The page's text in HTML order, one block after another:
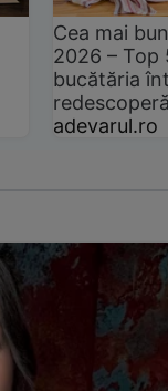
Cea mai
2026 –
bucătăria
adevarul.ro